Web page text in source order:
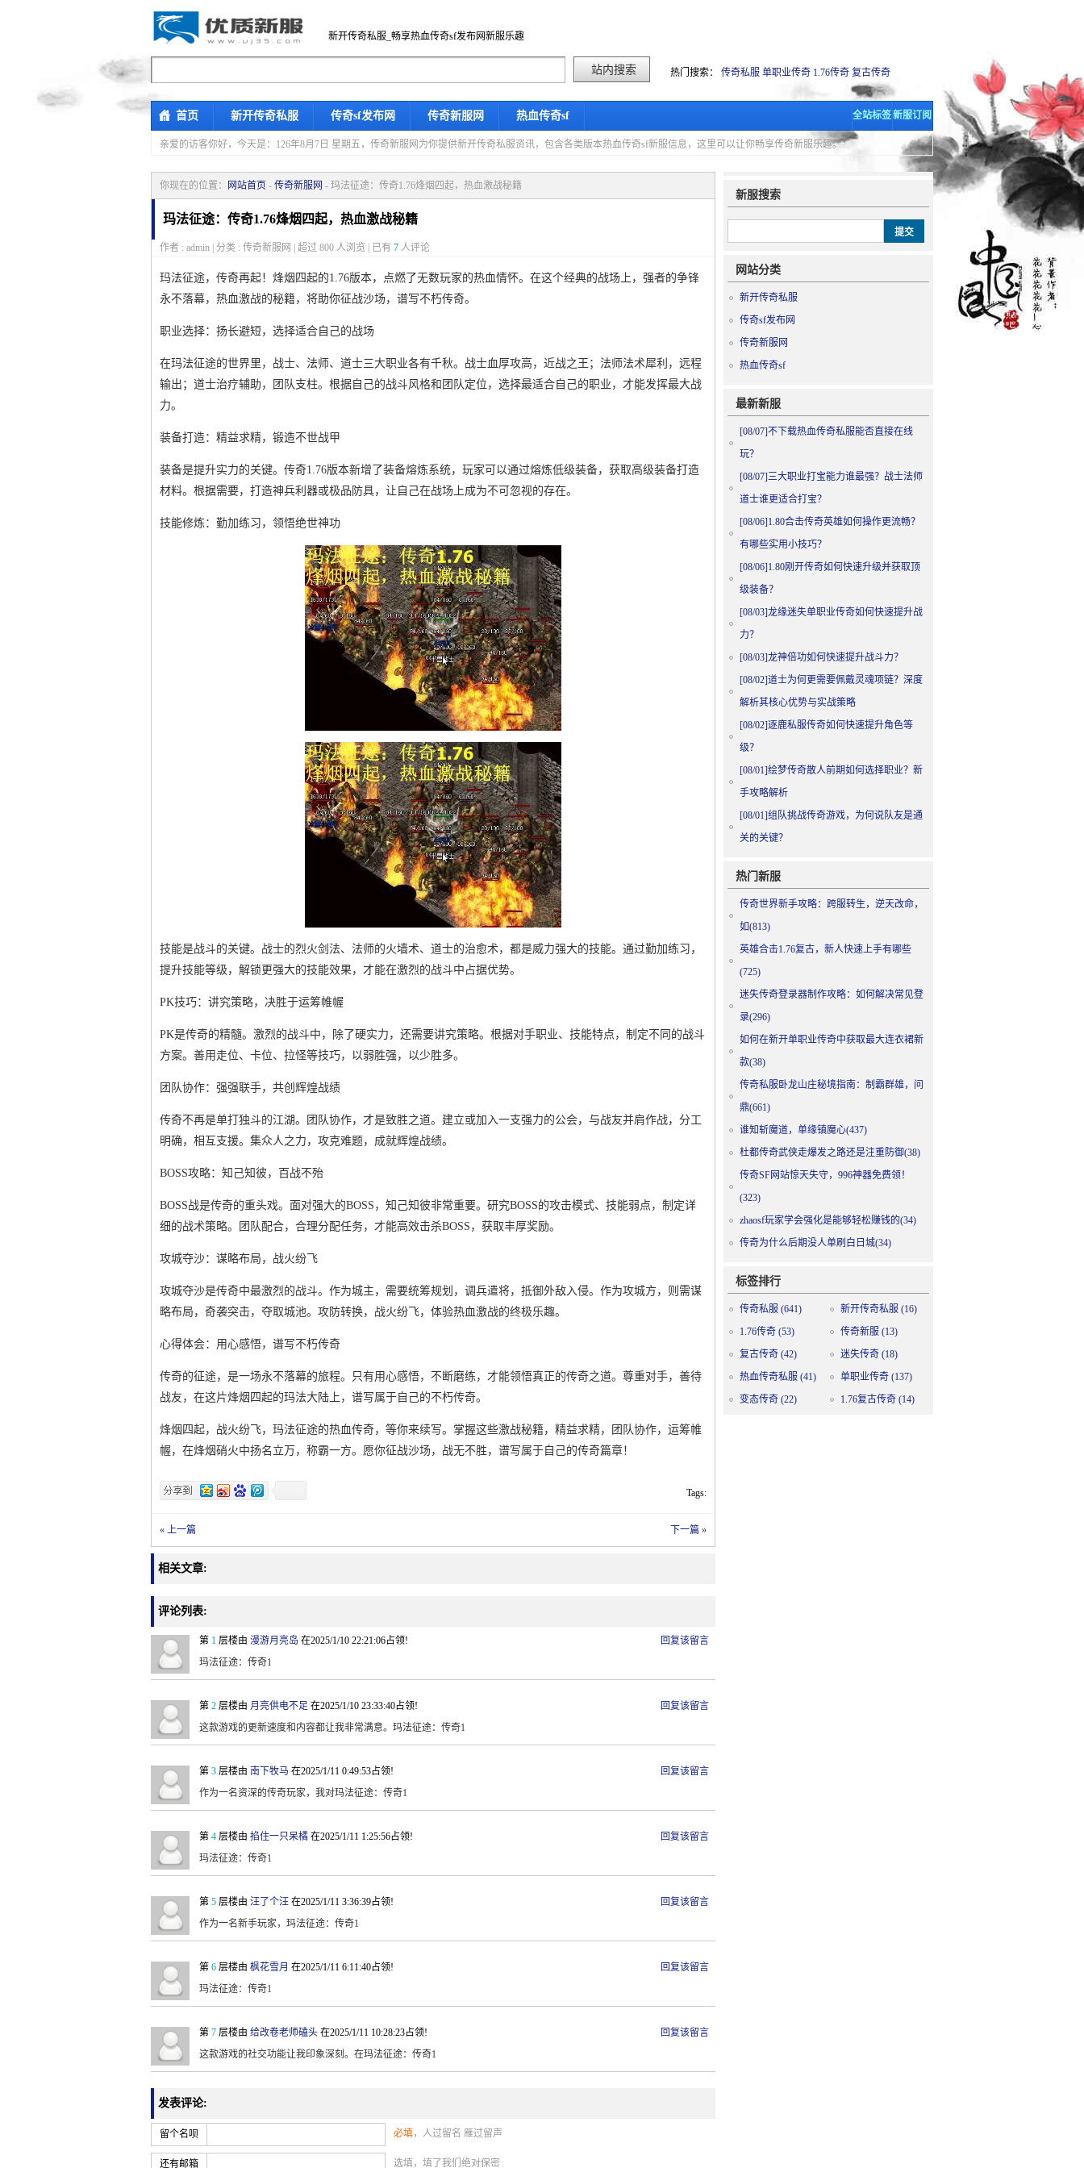
新开传奇私服_畅享热血传奇sf发布网新服乐趣
热门搜索： 传奇私服 单职业传奇 1.76传奇 复古传奇
首页 新开传奇私服 传奇sf发布网 传奇新服网 热血传奇sf 全站标签新服订阅
亲爱的访客你好， 今天是：126年8月7日 星期五，传奇新服网为你提供新开传奇私服资讯，包含各类版本热血传奇sf新服信息，这里可以让你畅享传奇新服乐趣。
你现在的位置： 网站首页 - 传奇新服网 - 玛法征途：传奇1.76烽烟四起，热血激战秘籍
玛法征途：传奇1.76烽烟四起，热血激战秘籍
作者 : admin | 分类 : 传奇新服网 | 超过 800 人浏览 | 已有 7 人评论
玛法征途，传奇再起！烽烟四起的1.76版本，点燃了无数玩家的热血情怀。在这个经典的战场上，强者的争锋
永不落幕，热血激战的秘籍，将助你征战沙场，谱写不朽传奇。
职业选择：扬长避短，选择适合自己的战场
在玛法征途的世界里，战士、法师、道士三大职业各有千秋。战士血厚攻高，近战之王；法师法术犀利，远程
输出；道士治疗辅助，团队支柱。根据自己的战斗风格和团队定位，选择最适合自己的职业，才能发挥最大战
力。
装备打造：精益求精，锻造不世战甲
装备是提升实力的关键。传奇1.76版本新增了装备熔炼系统，玩家可以通过熔炼低级装备，获取高级装备打造
材料。根据需要，打造神兵利器或极品防具，让自己在战场上成为不可忽视的存在。
技能修炼：勤加练习，领悟绝世神功
技能是战斗的关键。战士的烈火剑法、法师的火墙术、道士的治愈术，都是威力强大的技能。通过勤加练习，
提升技能等级，解锁更强大的技能效果，才能在激烈的战斗中占据优势。
PK技巧：讲究策略，决胜于运筹帷幄
PK是传奇的精髓。激烈的战斗中，除了硬实力，还需要讲究策略。根据对手职业、技能特点，制定不同的战斗
方案。善用走位、卡位、拉怪等技巧，以弱胜强，以少胜多。
团队协作：强强联手，共创辉煌战绩
传奇不再是单打独斗的江湖。团队协作，才是致胜之道。建立或加入一支强力的公会，与战友并肩作战，分工
明确，相互支援。集众人之力，攻克难题，成就辉煌战绩。
BOSS攻略：知己知彼，百战不殆
BOSS战是传奇的重头戏。面对强大的BOSS，知己知彼非常重要。研究BOSS的攻击模式、技能弱点，制定详
细的战术策略。团队配合，合理分配任务，才能高效击杀BOSS，获取丰厚奖励。
攻城夺沙：谋略布局，战火纷飞
攻城夺沙是传奇中最激烈的战斗。作为城主，需要统筹规划，调兵遣将，抵御外敌入侵。作为攻城方，则需谋
略布局，奇袭突击，夺取城池。攻防转换，战火纷飞，体验热血激战的终极乐趣。
心得体会：用心感悟，谱写不朽传奇
传奇的征途，是一场永不落幕的旅程。只有用心感悟，不断磨练，才能领悟真正的传奇之道。尊重对手，善待
战友，在这片烽烟四起的玛法大陆上，谱写属于自己的不朽传奇。
烽烟四起，战火纷飞，玛法征途的热血传奇，等你来续写。掌握这些激战秘籍，精益求精，团队协作，运筹帷
幄，在烽烟硝火中扬名立万，称霸一方。愿你征战沙场，战无不胜，谱写属于自己的传奇篇章！
Tags:
« 上一篇 下一篇 »
相关文章:
评论列表:
回复该留言
第 1 层楼由 漫游月亮岛 在2025/1/10 22:21:06占领!
玛法征途：传奇1
回复该留言
第 2 层楼由 月亮供电不足 在2025/1/10 23:33:40占领!
这款游戏的更新速度和内容都让我非常满意。玛法征途：传奇1
回复该留言
第 3 层楼由 南下牧马 在2025/1/11 0:49:53占领!
作为一名资深的传奇玩家，我对玛法征途：传奇1
回复该留言
第 4 层楼由 掐住一只呆橘 在2025/1/11 1:25:56占领!
玛法征途：传奇1
回复该留言
第 5 层楼由 汪了个汪 在2025/1/11 3:36:39占领!
作为一名新手玩家，玛法征途：传奇1
回复该留言
第 6 层楼由 枫花雪月 在2025/1/11 6:11:40占领!
玛法征途：传奇1
回复该留言
第 7 层楼由 给改卷老师磕头 在2025/1/11 10:28:23占领!
这款游戏的社交功能让我印象深刻。在玛法征途：传奇1
发表评论:
留个名呗 必填，人过留名 雁过留声
还有邮箱 选填，填了我们绝对保密
新服搜索
网站分类
新开传奇私服
传奇sf发布网
传奇新服网
热血传奇sf
最新新服
[08/07]不下载热血传奇私服能否直接在线
玩？
[08/07]三大职业打宝能力谁最强？战士法师
道士谁更适合打宝？
[08/06]1.80合击传奇英雄如何操作更流畅？
有哪些实用小技巧？
[08/06]1.80刚开传奇如何快速升级并获取顶
级装备？
[08/03]龙缘迷失单职业传奇如何快速提升战
力？
[08/03]龙神倍功如何快速提升战斗力？
[08/02]道士为何更需要佩戴灵魂项链？深度
解析其核心优势与实战策略
[08/02]逐鹿私服传奇如何快速提升角色等
级？
[08/01]绘梦传奇散人前期如何选择职业？新
手攻略解析
[08/01]组队挑战传奇游戏，为何说队友是通
关的关键？
热门新服
传奇世界新手攻略：跨服转生，逆天改命，
如(813)
英雄合击1.76复古，新人快速上手有哪些
(725)
迷失传奇登录器制作攻略：如何解决常见登
录(296)
如何在新开单职业传奇中获取最大连衣裙新
款(38)
传奇私服卧龙山庄秘境指南：制霸群雄，问
鼎(661)
谁知斩魔道，单缘镇魔心(437)
杜都传奇武侠走爆发之路还是注重防御(38)
传奇SF网站惊天失守，996神器免费领！
(323)
zhaosf玩家学会强化是能够轻松赚钱的(34)
传奇为什么后期没人单刷白日城(34)
标签排行
传奇私服 (641) 新开传奇私服 (16)
1.76传奇 (53) 传奇新服 (13)
复古传奇 (42) 迷失传奇 (18)
热血传奇私服 (41) 单职业传奇 (137)
变态传奇 (22) 1.76复古传奇 (14)